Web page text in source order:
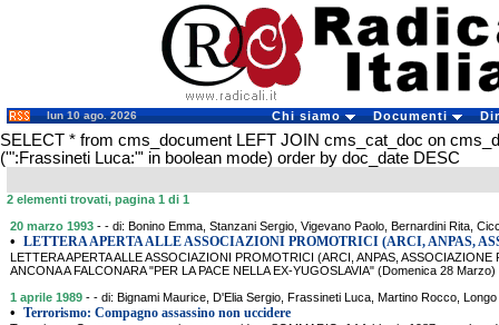
lun 10 ago. 2026 Chi siamo Documenti
SELECT * from cms_document LEFT JOIN cms_cat_doc on
('":Frassineti Luca:"' in boolean mode) order by doc_date DESC
2 elementi trovati, pagina 1 di 1
20 marzo 1993 - - di: Bonino Emma, Stanzani Sergio, Vigevano Paolo, Bernardini Rita,
• LETTERA APERTA ALLE ASSOCIAZIONI PROMOTRICI (ARCI, ANPAS,
LETTERA APERTA ALLE ASSOCIAZIONI PROMOTRICI (ARCI, ANPAS,
ANCONA A FALCONARA "PER LA PACE NELLA EX-YUGOSLAVIA" (Domenica 28
1 aprile 1989 - - di: Bignami Maurice, D'Elia Sergio, Frassineti Luca, Martino Rocco,
• Terrorismo: Compagno assassino non uccidere